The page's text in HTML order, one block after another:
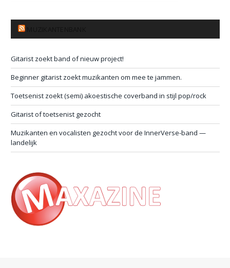
Gitarist zoekt band of nieuw project!
Beginner gitarist zoekt muzikanten om mee te jammen.
Toetsenist zoekt (semi) akoestische coverband in stijl pop/rock
Gitarist of toetsenist gezocht
Muzikanten en vocalisten gezocht voor de InnerVerse-band —
landelijk